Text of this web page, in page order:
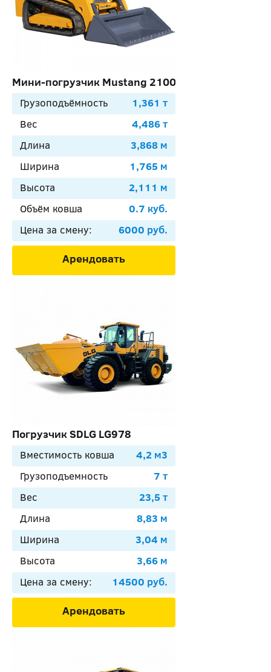
Мини-погрузчик Mustang 2100RT
Грузоподъёмность
1,361 т
Вес
4,486 т
Длина
3,868 м
Ширина
1,765 м
Высота
2,111 м
Объём ковша
0.7 куб.
Цена за смену:
6000 руб.
Арендовать
Погрузчик SDLG LG978
Вместимость ковша
4,2 м3
Грузоподъемность
7 т
Вес
23,5 т
Длина
8,83 м
Ширина
3,04 м
Высота
3,66 м
Цена за смену:
14500 руб.
Арендовать